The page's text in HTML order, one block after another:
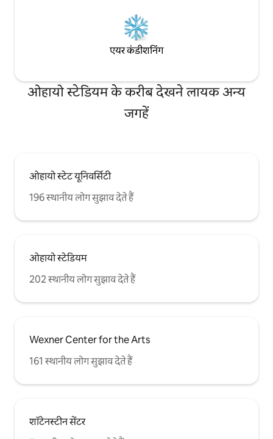
एयर कंडीशनिंग
ओहायो स्टेडियम के करीब देखने लायक अन्य
जगहें
ओहायो स्टेट यूनिवर्सिटी
196 स्थानीय लोग सुझाव देते हैं
ओहायो स्टेडियम
202 स्थानीय लोग सुझाव देते हैं
Wexner Center for the Arts
161 स्थानीय लोग सुझाव देते हैं
शॉटेनस्टीन सेंटर